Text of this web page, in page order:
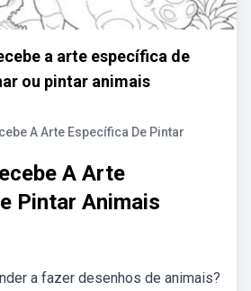
a arte específica de
ou pintar animais
A Arte Específica De Pintar
A Arte
Pintar Animais
a fazer desenhos de animais?